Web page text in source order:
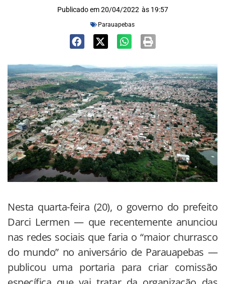
Publicado em 20/04/2022 às 19:57
Parauapebas
Nesta quarta-feira (20), o governo do prefeito
Darci Lermen — que recentemente anunciou
nas redes sociais que faria o “maior churrasco
do mundo” no aniversário de Parauapebas —
publicou uma portaria para criar comissão